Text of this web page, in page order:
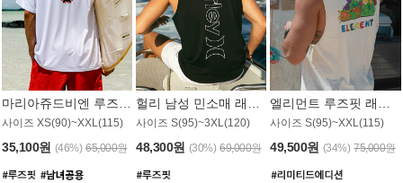
사이즈 XS(90)~XXL(115)
35,100원 (46%) 65,000원
사이즈 S(95)~3XL(120)
48,300원 (30%) 69,000원
사이즈 S(95)~XXL(115)
49,500원 (34%) 75,000원